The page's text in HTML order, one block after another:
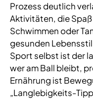
Prozess deutlich
Aktivitäten, die
Schwimmen oder
gesunden
Sport selbst ist der
wer am Ball bleibt,
Ernährung ist
„Langlebigkeits-